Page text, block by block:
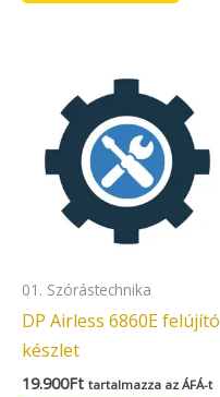
01. Szórástechnika
DP Airless 6860E felújító
készlet
19.900Ft tartalmazza az ÁFÁ-t